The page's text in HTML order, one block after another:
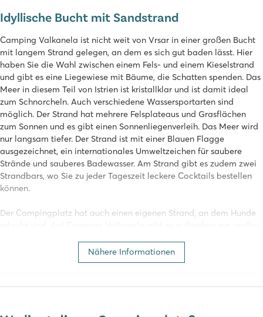
Idyllische Bucht mit Sandstrand
Camping Valkanela ist nicht weit von Vrsar in einer großen Bucht
mit langem Strand gelegen, an dem es sich gut baden lässt. Hier
haben Sie die Wahl zwischen einem Fels- und einem Kieselstrand
und gibt es eine Liegewiese mit Bäume, die Schatten spenden. Das
Meer in diesem Teil von Istrien ist kristallklar und ist damit ideal
zum Schnorcheln. Auch verschiedene Wassersportarten sind
möglich. Der Strand hat mehrere Felsplateaus und Grasflächen
zum Sonnen und es gibt einen Sonnenliegenverleih. Das Meer wird
nur langsam tiefer. Der Strand ist mit einer Blauen Flagge
ausgezeichnet, ein internationales Umweltzeichen für saubere
Strände und sauberes Badewasser. Am Strand gibt es zudem zwei
Strandbars, wo Sie zu jeder Tageszeit leckere Cocktails bestellen
können.
Der Campingplatz hat auch einen eigenen Strand, an dem Hunde
zum Tauchen ist. Für die kleinsten Badegäste gibt es ein eigenes
Planschbecken, in dem sie unter Aufsicht der Eltern sicher
Liegewiese mit schattigen Plätzen, und für einen Drink oder Snack
Nähere Informationen